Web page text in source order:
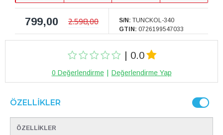
| 0.0
0 Değerlendirme Değerlendirme Yap
799,00 2.598,00 S/N: TUNCKOL-340
GTIN: 0726199547033
ÖZELLIKLER
ÖZELLİKLER